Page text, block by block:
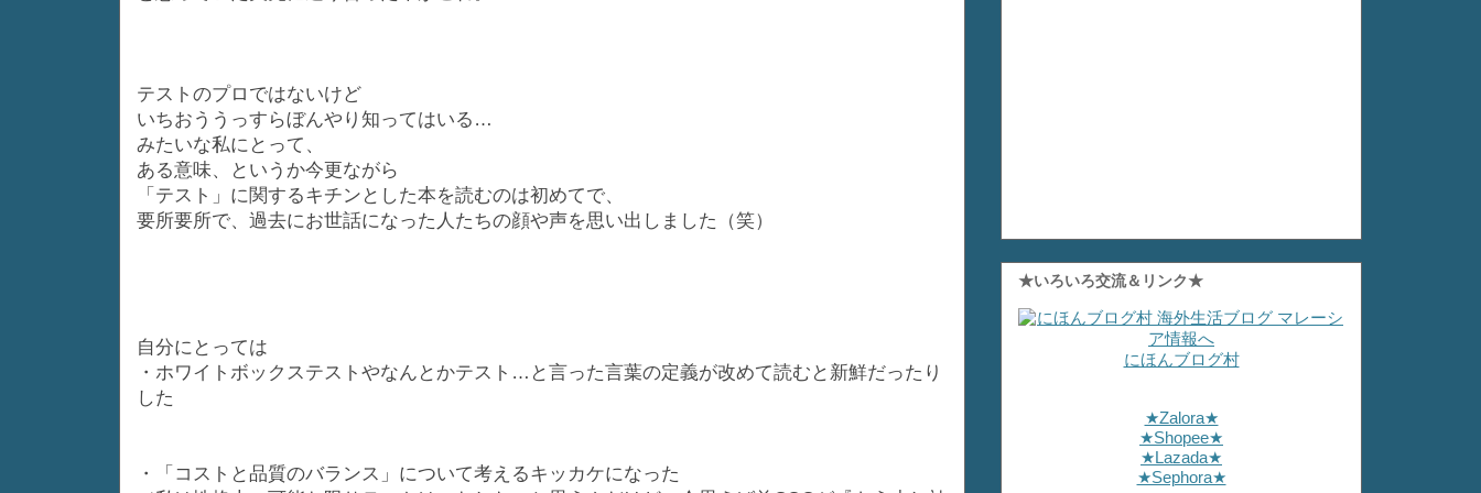
テストのプロではないけど
いちおううっすらぼんやり知ってはいる…
みたいな私にとって、
ある意味、というか今更ながら
「テスト」に関するキチンとした本を読むのは初めてで、
要所要所で、過去にお世話になった人たちの顔や声を思い出しました（笑）
自分にとっては
・ホワイトボックステストやなんとかテスト…と言った言葉の定義が改めて読むと新鮮だったり
した
・「コストと品質のバランス」について考えるキッカケになった
★いろいろ交流＆リンク★
にほんブログ村
★Zalora★
★Shopee★
★Lazada★
★Sephora★